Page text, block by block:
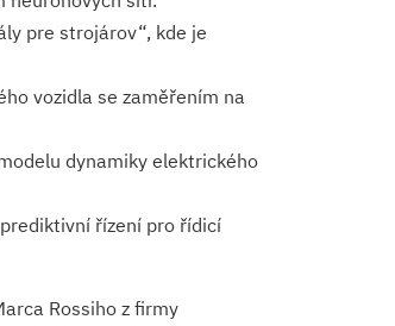
pre strojárov“, kde je
vozidla se zaměřením na
dynamiky elektrického
řízení pro řídicí
Rossiho z firmy